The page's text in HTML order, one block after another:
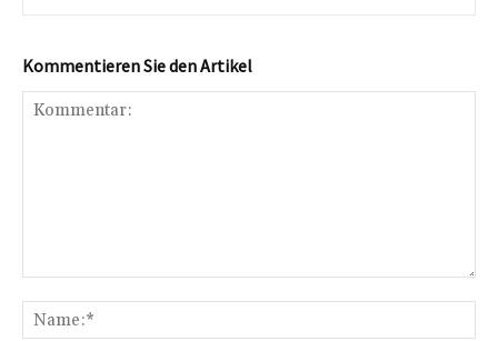
Kommentieren Sie den Artikel